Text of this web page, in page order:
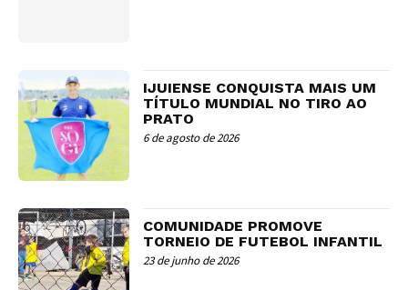
IJUIENSE CONQUISTA MAIS UM
TÍTULO MUNDIAL NO TIRO AO
PRATO
6 de agosto de 2026
COMUNIDADE PROMOVE
TORNEIO DE FUTEBOL INFANTIL
23 de junho de 2026